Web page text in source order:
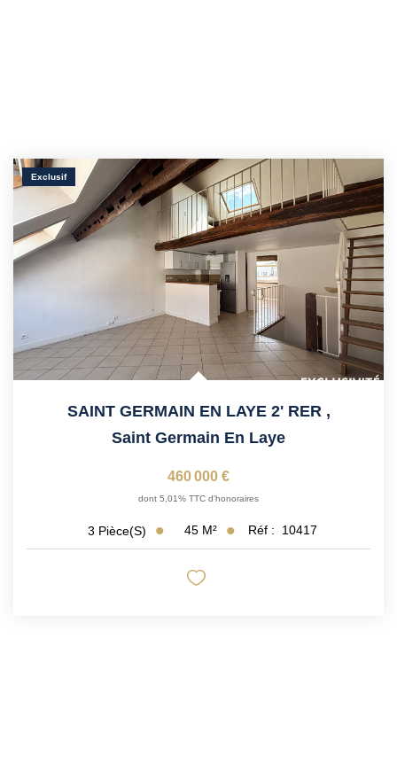
Exclusif
SAINT GERMAIN EN LAYE 2' RER ,
Saint Germain En Laye
460 000 €
dont 5,01% TTC d'honoraires
3 Pièce(s) 45 M² Réf : 10417